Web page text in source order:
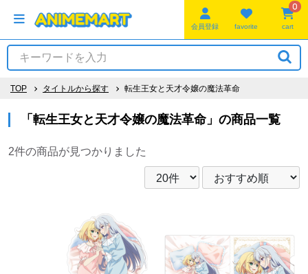
会員登録 favorite
0
cart
TOP タイトルから探す 転生王女と天才令嬢の魔法革命
「転生王女と天才令嬢の魔法革命」の商品一覧
2件の商品が見つかりました